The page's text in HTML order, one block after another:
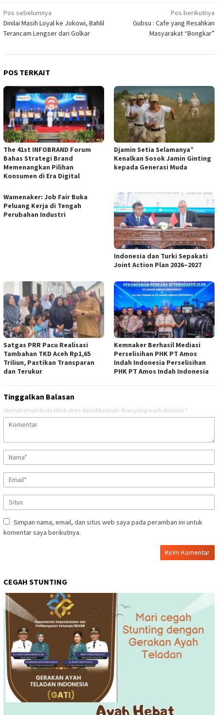
Navigasi
pos
Pos sebelumnya
Dinilai Masih Loyal ke Jokowi, Bahlil
Terancam Lengser dari Golkar
Pos berikutnya
Gubsu : Cafe yang Resahkan
Masyarakat “Bongkar”
POS TERKAIT
The 41st INFOBRAND Forum
Bahas Strategi Brand
Memenangkan Pilihan
Konsumen di Era Digital
Djamin Setia Selamanya”
Kenalkan Sosok Jamin Ginting
kepada Generasi Muda
Wamenaker: Job Fair Buka
Peluang Kerja di Tengah
Perubahan Industri
Indonesia dan Turki Sepakati
Joint Action Plan 2026–2027
Satgas PRR Pacu Realisasi
Tambahan TKD Aceh Rp1,65
Triliun, Pastikan Transparan
dan Terukur
Kemnaker Berhasil Mediasi
Perselisihan PHK PT Amos
Indah Indonesia Perselisihan
PHK PT Amos Indah Indonesia
Tinggalkan Balasan
Alamat email Anda tidak akan dipublikasikan. Ruas yang wajib ditandai *
Simpan nama, email, dan situs web saya pada peramban ini untuk
komentar saya berikutnya.
CEGAH STUNTING